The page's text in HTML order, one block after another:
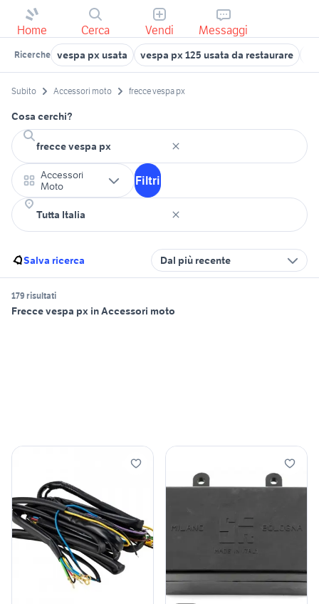
Home Cerca Vendi Messaggi
Ricerche vespa px usata vespa px 125 usata da restaurare
Subito Accessori moto frecce vespa px
Cosa cerchi?
Accessori
Moto
Filtri
Salva ricerca Dal più recente
179 risultati
Frecce vespa px in Accessori moto